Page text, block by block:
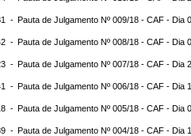
- Pauta de Julgamento Nº 009/18 - CAF - Dia
- Pauta de Julgamento Nº 008/18 - CAF - Dia
- Pauta de Julgamento Nº 007/18 - CAF - Dia
- Pauta de Julgamento Nº 006/18 - CAF - Dia
- Pauta de Julgamento Nº 005/18 - CAF - Dia
- Pauta de Julgamento Nº 004/18 - CAF - Dia